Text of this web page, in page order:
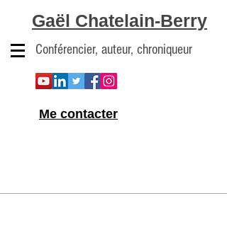
Gaël Chatelain-Berry
Conférencier, auteur, chroniqueur
Me contacter